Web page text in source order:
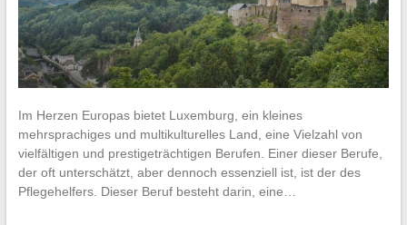
Im Herzen Europas bietet Luxemburg, ein kleines
mehrsprachiges und multikulturelles Land, eine Vielzahl von
vielfältigen und prestigeträchtigen Berufen. Einer dieser Berufe,
der oft unterschätzt, aber dennoch essenziell ist, ist der des
Pflegehelfers. Dieser Beruf besteht darin, eine…